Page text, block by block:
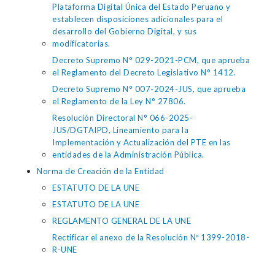
Plataforma Digital Única del Estado Peruano y
establecen disposiciones adicionales para el
desarrollo del Gobierno Digital, y sus
modificatorias.
Decreto Supremo N° 029-2021-PCM, que aprueba
el Reglamento del Decreto Legislativo N° 1412.
Decreto Supremo N° 007-2024-JUS, que aprueba
el Reglamento de la Ley N° 27806.
Resolución Directoral N° 066-2025-
JUS/DGTAIPD, Lineamiento para la
Implementación y Actualización del PTE en las
entidades de la Administración Pública.
Norma de Creación de la Entidad
ESTATUTO DE LA UNE
ESTATUTO DE LA UNE
REGLAMENTO GENERAL DE LA UNE
Rectificar el anexo de la Resolución Nº 1399-2018-
R-UNE